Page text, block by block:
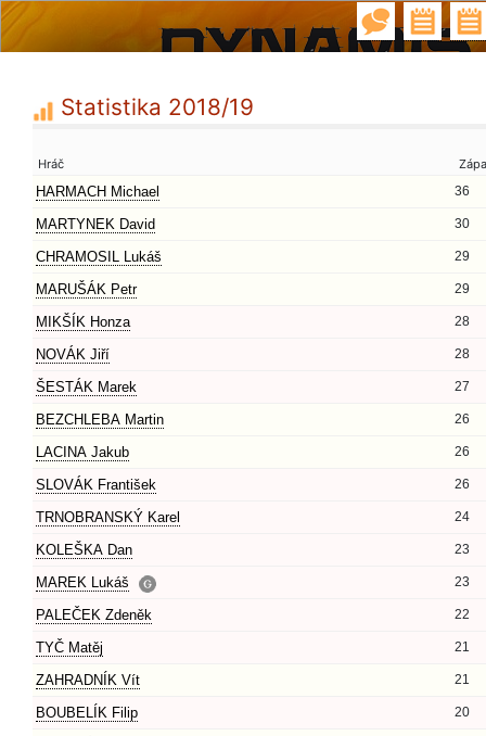
Statistika 2018/19
Hráč
HARMACH Michael 36
MARTYNEK David 30
CHRAMOSIL Lukáš 29
MARUŠÁK Petr 29
MIKŠÍK Honza 28
NOVÁK Jiří 28
ŠESTÁK Marek 27
BEZCHLEBA Martin 26
LACINA Jakub 26
SLOVÁK František 26
TRNOBRANSKÝ Karel 24
KOLEŠKA Dan 23
MAREK Lukáš 23
PALEČEK Zdeněk 22
TYČ Matěj 21
ZAHRADNÍK Vít 21
BOUBELÍK Filip 20